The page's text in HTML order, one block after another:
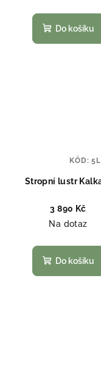
Do košíku
Stropní lustr
3 890 Kč
Na dotaz
Do košíku
KÓD: